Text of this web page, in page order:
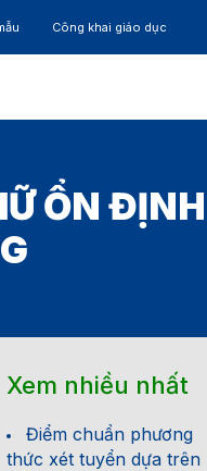
Công khai giáo dục
ỔN ĐỊNH
VIỆT NAM
Xem nhiều nhất
Điểm chuẩn phương
thức xét tuyển dựa trên